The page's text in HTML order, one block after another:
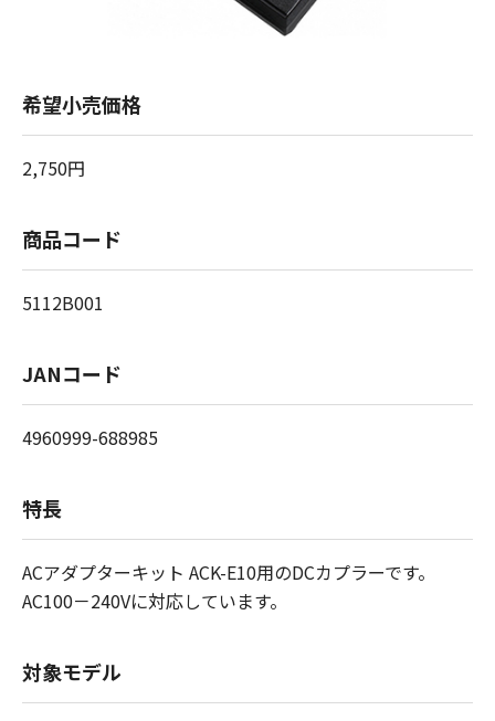
希望小売価格
2,750円
商品コード
5112B001
JANコード
4960999-688985
特長
ACアダプターキット ACK-E10用のDCカプラーです。
AC100－240Vに対応しています。
対象モデル